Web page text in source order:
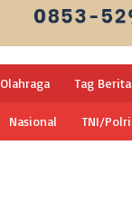
Olahraga Tag Berita
Nasional TNI/Polri